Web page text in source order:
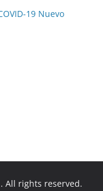
19 Nuevo
. All rights reserved.